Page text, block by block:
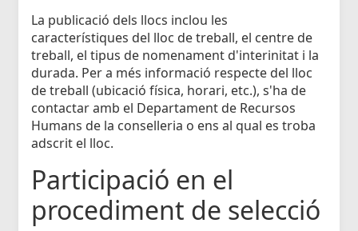
La publicació dels llocs inclou les
característiques del lloc de treball, el centre de
treball, el tipus de nomenament d'interinitat i la
durada. Per a més informació respecte del lloc
de treball (ubicació física, horari, etc.), s'ha de
contactar amb el Departament de Recursos
Humans de la conselleria o ens al qual es troba
adscrit el lloc.
Participació en el
procediment de selecció